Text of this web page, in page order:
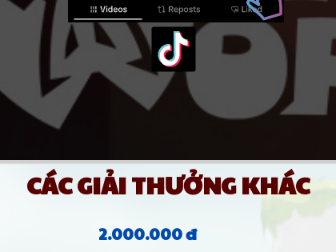
CÁC GIẢI THƯỞNG KHÁC
2.000.000 đ